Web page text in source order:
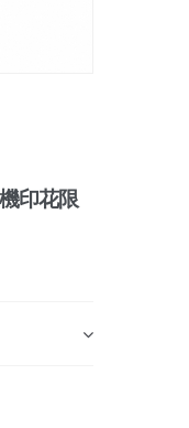
印花限